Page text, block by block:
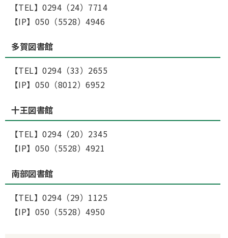
【TEL】0294（24）7714
【IP】050（5528）4946
多賀図書館
【TEL】0294（33）2655
【IP】050（8012）6952
十王図書館
【TEL】0294（20）2345
【IP】050（5528）4921
南部図書館
【TEL】0294（29）1125
【IP】050（5528）4950